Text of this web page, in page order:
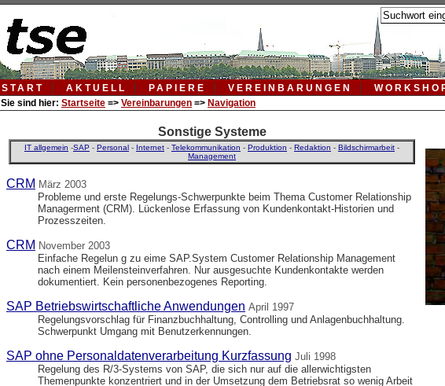
START AKTUELL PAPIERE VEREINBARUNGEN
Sie sind hier: Startseite => Vereinbarungen => Navigation
Sonstige Systeme
IT allgemein -SAP - Personal - Internet - Telekommunikation - Produktion - Redaktion - Bildschirmarbeit -
Management
CRM März 2003
Probleme und erste Regelungs-Schwerpunkte beim Thema Customer Relationship
Managerment (CRM). Lückenlose Erfassung von Kundenkontakt-Historien und
Prozesszeiten.
CRM November 2003
Einfache Regelun g zu eime SAP.System Customer Relationship Management
nach einem Meilensteinverfahren. Nur ausgesuchte Kundenkontakte werden
dokumentiert. Kein personenbezogenes Reporting.
SAP Betriebswirtschaftliche Anwendungen April 1997
Regelungsvorschlag für Finanzbuchhaltung, Controlling und Anlagenbuchhaltung.
Schwerpunkt Umgang mit Benutzerkennungen.
SAP ohne Personaldatenverarbeitung Kurzfassung Juli 1998
Regelung des R/3-Systems von SAP, die sich nur auf die allerwichtigsten
Themenpunkte konzentriert und in der Umsetzung dem Betriebsrat so wenig Arbeit